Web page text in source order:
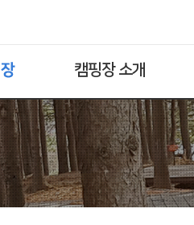
캠핑장 소개